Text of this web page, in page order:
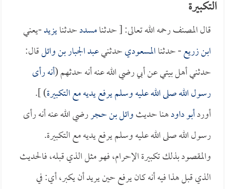
التكبيرة
قال المصنف رحمه الله تعالى: [ حدثنامسددحدثنايزيد-يعني
ابن زريع- حدثناالمسعوديحدثنيعبد الجبار بن وائلقال:
حدثني أهل بيتي عن أبي رضي الله عنه أنه حدثهم (أنه رأى
رسول الله صلى الله عليه وسلم يرفع يديه مع التكبيرة) ].
أوردأبو داودهنا حديثوائل بن حجررضي الله عنه أنه رأى
رسول الله صلى الله عليه وسلم يرفع يديه مع التكبيرة.
والمقصود بذلك تكبيرة الإحرام، فهو مثل الذي قبله، فالحديث
الذي قبل هذا فيه أنه كان يرفع حين يريد أن يكبر، أي: في